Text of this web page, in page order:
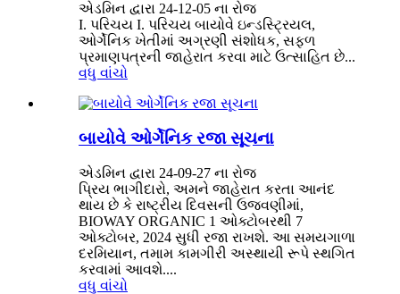
એડમિન દ્વારા 24-12-05 ના રોજ
I. પરિચય I. પરિચય બાયોવે ઇન્ડસ્ટ્રિયલ,
ઓર્ગેનિક ખેતીમાં અગ્રણી સંશોધક, સફળ
પ્રમાણપત્રની જાહેરાત કરવા માટે ઉત્સાહિત છે...
વધુ વાંચો
બાયોવે ઓર્ગેનિક રજા સૂચના
એડમિન દ્વારા 24-09-27 ના રોજ
પ્રિય ભાગીદારો, અમને જાહેરાત કરતા આનંદ
થાય છે કે રાષ્ટ્રીય દિવસની ઉજવણીમાં,
BIOWAY ORGANIC 1 ઓક્ટોબરથી 7
ઓક્ટોબર, 2024 સુધી રજા રાખશે. આ સમયગાળા
દરમિયાન, તમામ કામગીરી અસ્થાયી રૂપે સ્થગિત
કરવામાં આવશે....
વધુ વાંચો